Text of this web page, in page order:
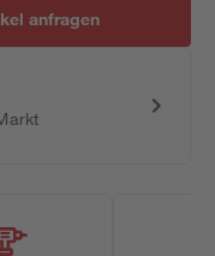
anfragen